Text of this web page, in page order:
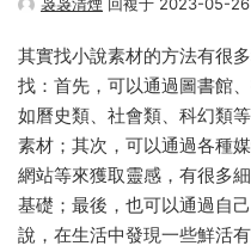
其實找小說素材的方法有很
找：首先，可以通過圖書館
如曆史類、社會類、科幻類
素材；其次，可以通過各種
網站等來獲取靈感，有很多
基礎；最後，也可以通過自
說，在生活中發現一些鮮活